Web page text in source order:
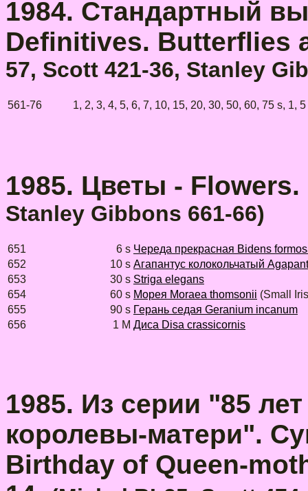
1984. Стандартный
Definitives. Butterflies
57, Scott 421-36, Stanley
561-76 1, 2, 3, 4, 5, 6, 7, 10, 15, 20, 30, 50, 60, 75 s, 1, 5
1985. Цветы -
Stanley Gibbons 661-66)
651 6 s Череда прекрасная Bidens
652
10 s Агапантус колокольчатый
653
30 s Striga elegans
654
60 s Морея Moraea thomsonii (Small
655
90 s Герань седая Geranium incanum
656
1 M Диса Disa crassicornis
1985. Из серии "85
королевы-матери".
Birthday of Queen-